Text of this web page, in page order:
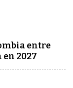
entre
2027